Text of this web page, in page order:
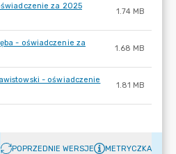
za 2025
1.74 MB
- oświadczenie za
1.68 MB
- oświadczenie
1.81 MB
POPRZEDNIE WERSJE METRYCZKA